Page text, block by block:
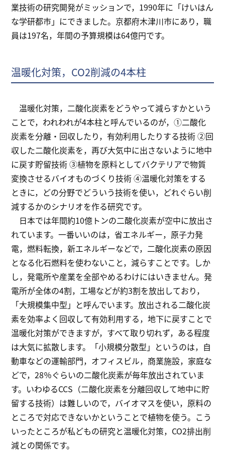
業技術の研究開発がミッションで，1990年に「けいはん
な学研都市」にできました。京都府木津川市にあり，職
員は197名，年間の予算規模は64億円です。
温暖化対策，CO2削減の4本柱
温暖化対策，二酸化炭素をどうやって減らすかという
ことで，われわれが4本柱と呼んでいるのが，①二酸化
炭素を分離・回収したり，有効利用したりする技術 ②回
収した二酸化炭素を，再び大気中に出さないように地中
に戻す貯留技術 ③植物を原料としてバクテリアで物質
変換させるバイオものづくり技術 ④温暖化対策をする
ときに，どの分野でどういう技術を使い，どれぐらい削
減するかのシナリオを作る研究です。
日本では年間約10億トンの二酸化炭素が空中に放出さ
れています。一番いいのは，省エネルギー，原子力発
電，燃料転換，新エネルギーなどで，二酸化炭素の原因
となる化石燃料を使わないこと，減らすことです。しか
し，発電所や産業を全部やめるわけにはいきません。発
電所が全体の4割，工場などが約3割を放出しており，
「大規模集中型」と呼んでいます。放出される二酸化炭
素を効率よく回収して有効利用する，地下に戻すことで
温暖化対策ができますが，すべて取り切れず，ある程度
は大気に拡散します。「小規模分散型」というのは，自
動車などの運輸部門，オフィスビル，商業施設，家庭な
どで，28％ぐらいの二酸化炭素が毎年放出されていま
す。いわゆるCCS（二酸化炭素を分離回収して地中に貯
留する技術）は難しいので，バイオマスを使い，原料の
ところで対応できないかということで植物を使う。こう
いったところが私どもの研究と温暖化対策，CO2排出削
減との関係です。